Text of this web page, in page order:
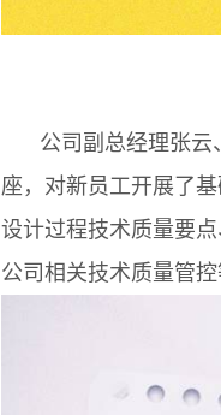
公司副总经理张
座，对新员工开展了
设计过程技术质量要
公司相关技术质量管